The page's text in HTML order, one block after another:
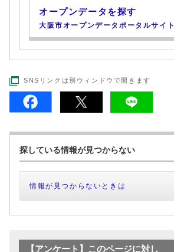
オープンデータを探す
大阪市オープンデータポータルサイト
SNSリンクは別ウィンドウで開きます
探している情報が見つからない
情報が見つからないときは
【アンケート】このページに対し